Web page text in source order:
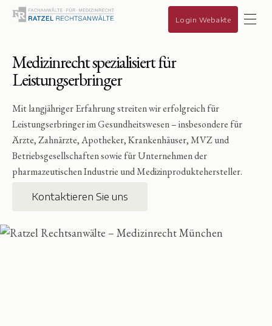
Login Webakte
Medizinrecht spezialisiert für
Leistungserbringer
Mit langjähriger Erfahrung streiten wir erfolgreich für
Leistungserbringer im Gesundheitswesen – insbesondere für
Ärzte, Zahnärzte, Apotheker, Krankenhäuser, MVZ und
Betriebsgesellschaften sowie für Unternehmen der
pharmazeutischen Industrie und Medizinproduktehersteller.
Kontaktieren Sie uns